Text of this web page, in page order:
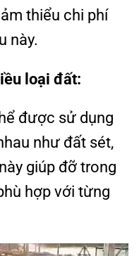
thiểu chi phí
này.
loại đất:
được sử dụng
như đất sét,
giúp đỡ trong
hợp với từng